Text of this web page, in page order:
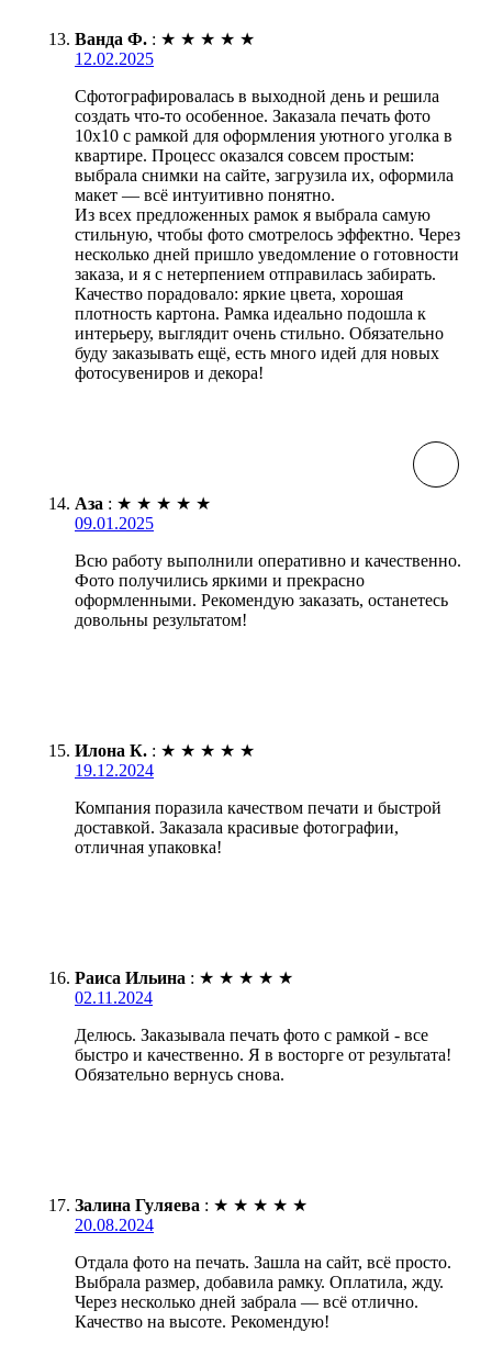
Ванда Ф. : ★ ★ ★ ★ ★
12.02.2025
Сфотографировалась в выходной день и решила
создать что-то особенное. Заказала печать фото
10х10 с рамкой для оформления уютного уголка в
квартире. Процесс оказался совсем простым:
выбрала снимки на сайте, загрузила их, оформила
макет — всё интуитивно понятно.
Из всех предложенных рамок я выбрала самую
стильную, чтобы фото смотрелось эффектно. Через
несколько дней пришло уведомление о готовности
заказа, и я с нетерпением отправилась забирать.
Качество порадовало: яркие цвета, хорошая
плотность картона. Рамка идеально подошла к
интерьеру, выглядит очень стильно. Обязательно
буду заказывать ещё, есть много идей для новых
фотосувениров и декора!
Аза : ★ ★ ★ ★ ★
09.01.2025
Всю работу выполнили оперативно и качественно.
Фото получились яркими и прекрасно
оформленными. Рекомендую заказать, останетесь
довольны результатом!
Илона К. : ★ ★ ★ ★ ★
19.12.2024
Компания поразила качеством печати и быстрой
доставкой. Заказала красивые фотографии,
отличная упаковка!
Раиса Ильина : ★ ★ ★ ★ ★
02.11.2024
Делюсь. Заказывала печать фото с рамкой - все
быстро и качественно. Я в восторге от результата!
Обязательно вернусь снова.
Залина Гуляева : ★ ★ ★ ★ ★
20.08.2024
Отдала фото на печать. Зашла на сайт, всё просто.
Выбрала размер, добавила рамку. Оплатила, жду.
Через несколько дней забрала — всё отлично.
Качество на высоте. Рекомендую!